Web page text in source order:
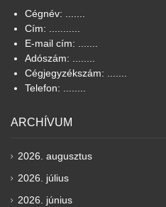
Cégnév: .......
Cím: ...........
E-mail cím: .......
Adószám: ........
Cégjegyzékszám: .......
Telefon: ........
ARCHÍVUM
2026. augusztus
2026. július
2026. június